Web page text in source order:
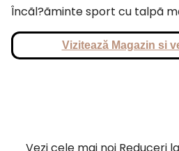
Încãl?ãminte sport cu talpã
Vizitează Magazin si